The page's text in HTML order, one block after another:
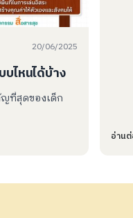
20/06/2025
ไหนได้บ้าง
ที่สุดของเด็ก
อ่าน